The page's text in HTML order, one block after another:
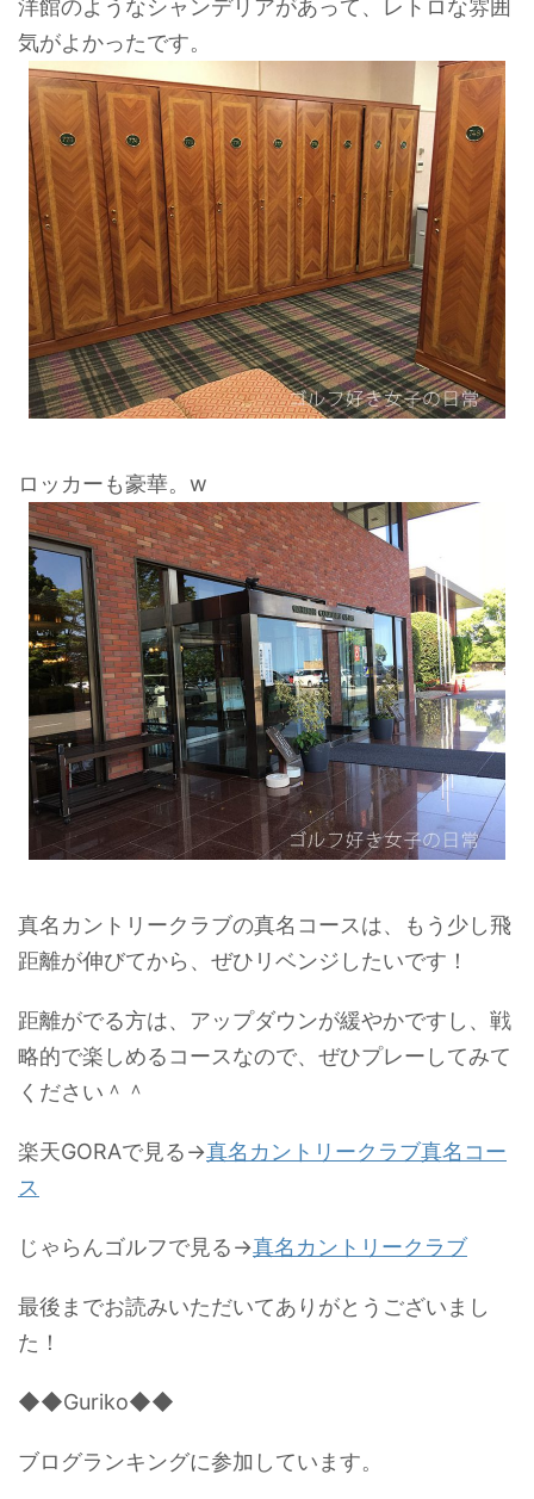
洋館のようなシャンデリアがあって、レトロな雰囲
気がよかったです。
ロッカーも豪華。w
真名カントリークラブの真名コースは、もう少し飛
距離が伸びてから、ぜひリベンジしたいです！
距離がでる方は、アップダウンが緩やかですし、戦
略的で楽しめるコースなので、ぜひプレーしてみて
ください＾＾
楽天GORAで見る→真名カントリークラブ真名コー
ス
じゃらんゴルフで見る→真名カントリークラブ
最後までお読みいただいてありがとうございまし
た！
◆◆Guriko◆◆
ブログランキングに参加しています。